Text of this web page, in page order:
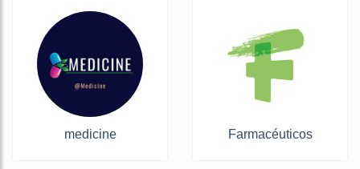
medicine Farmacéuticos